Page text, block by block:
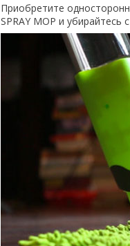
Приобретите
SPRAY MOP и убирайтесь